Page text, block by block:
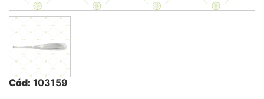
Cód: 103159